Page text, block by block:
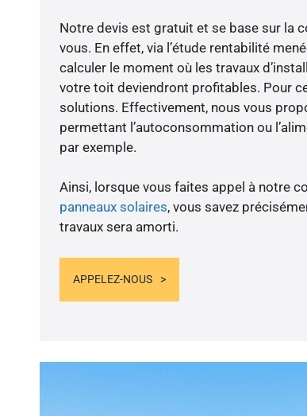
Notre devis est gratuit et se base sur la
vous. En effet, via l’étude rentabilité
calculer le moment où les travaux
votre toit deviendront profitables. Pour
solutions. Effectivement, nous vous
permettant l’autoconsommation ou
par exemple.
Ainsi, lorsque vous faites appel à notre
panneaux solaires, vous savez
travaux sera amorti.
APPELEZ-NOUS